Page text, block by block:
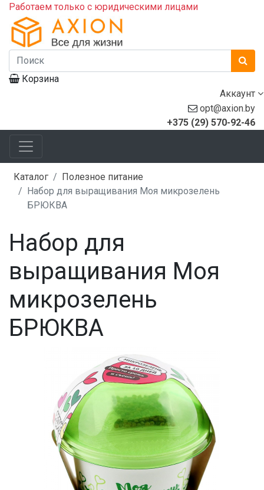
Работаем только с юридическими лицами
Корзина
Аккаунт
opt@axion.by
+375 (29) 570-92-46
Каталог
Полезное питание
Набор для выращивания Моя микрозелень
БРЮКВА
Набор для
выращивания Моя
микрозелень
БРЮКВА